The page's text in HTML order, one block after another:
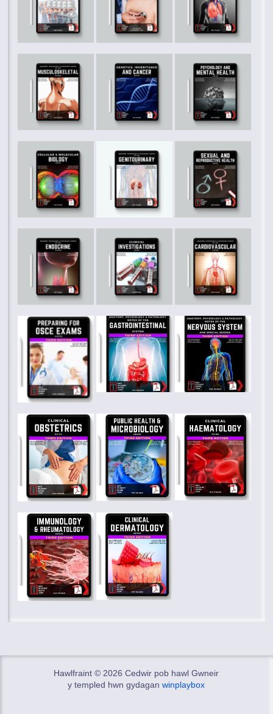
Hawlfraint ©2026 Cedwir pob hawl Gwneir
y templed hwn gydaganwinplaybox